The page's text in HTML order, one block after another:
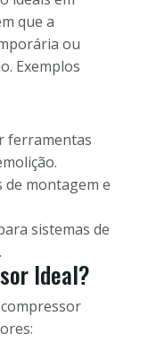
que a
ou
Exemplos
ferramentas
montagem e
sistemas de
Ideal?